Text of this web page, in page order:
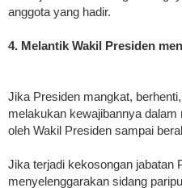
anggota yang hadir.
4. Melantik Wakil Presiden
Jika Presiden mangkat,
melakukan kewajibannya
oleh Wakil Presiden sampai
Jika terjadi kekosongan jabatan
menyelenggarakan sidang